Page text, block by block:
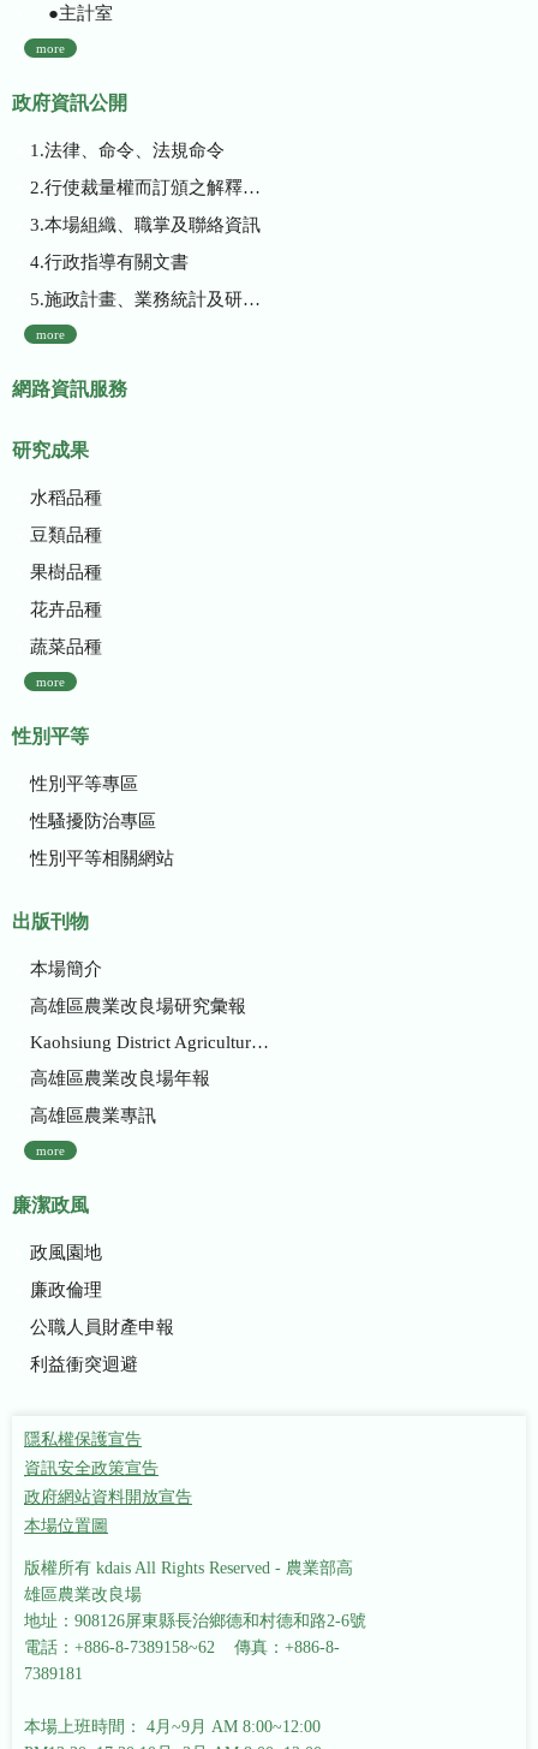
●主計室
more
政府資訊公開
1.法律、命令、法規命令
2.行使裁量權而訂頒之解釋性規定及裁量基準
3.本場組織、職掌及聯絡資訊
4.行政指導有關文書
5.施政計畫、業務統計及研究報告
more
網路資訊服務
研究成果
水稻品種
豆類品種
果樹品種
花卉品種
蔬菜品種
more
性別平等
性別平等專區
性騷擾防治專區
性別平等相關網站
出版刊物
本場簡介
高雄區農業改良場研究彙報
Kaohsiung District Agricultural Research and Extension Station
高雄區農業改良場年報
高雄區農業專訊
more
廉潔政風
政風園地
廉政倫理
公職人員財產申報
利益衝突迴避
隱私權保護宣告
資訊安全政策宣告
政府網站資料開放宣告
本場位置圖
版權所有 kdais All Rights Reserved - 農業部高
雄區農業改良場
地址：908126屏東縣長治鄉德和村德和路2-6號
電話：+886-8-7389158~62 傳真：+886-8-
7389181
本場上班時間： 4月~9月 AM 8:00~12:00